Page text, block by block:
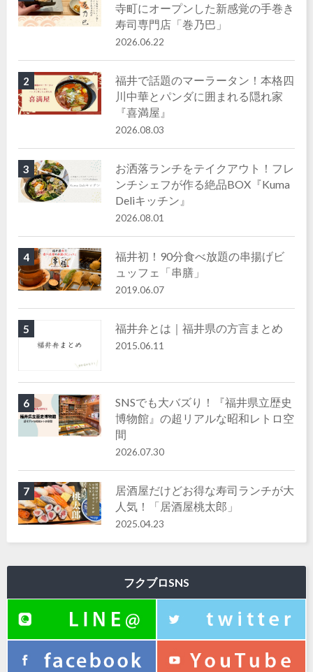
寺町にオープンした新感覚の手巻き
寿司専門店「巻乃巴」
2026.06.22
2
福井で話題のマーラータン！本格四
川中華とパンダに囲まれる隠れ家
『喜満屋』
2026.08.03
3
お洒落ランチをテイクアウト！フレ
ンチシェフが作る絶品BOX『Kuma
Deliキッチン』
2026.08.01
4
福井初！90分食べ放題の串揚げビ
ュッフェ「串膳」
2019.06.07
5 福井弁とは｜福井県の方言まとめ
2015.06.11
6
SNSでも大バズり！『福井県立歴史
博物館』の超リアルな昭和レトロ空
間
2026.07.30
7
居酒屋だけどお得な寿司ランチが大
人気！「居酒屋桃太郎」
2025.04.23
フクブロSNS